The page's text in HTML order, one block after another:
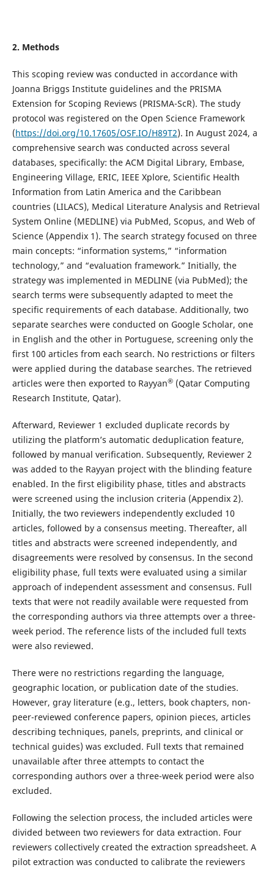
2. Methods
This scoping review was conducted in accordance with
Joanna Briggs Institute guidelines and the PRISMA
Extension for Scoping Reviews (PRISMA-ScR). The study
protocol was registered on the Open Science Framework
(https://doi.org/10.17605/OSF.IO/H89T2). In August 2024, a
comprehensive search was conducted across several
databases, specifically: the ACM Digital Library, Embase,
Engineering Village, ERIC, IEEE Xplore, Scientific Health
Information from Latin America and the Caribbean
countries (LILACS), Medical Literature Analysis and Retrieval
System Online (MEDLINE) via PubMed, Scopus, and Web of
Science (Appendix 1). The search strategy focused on three
main concepts: “information systems,” “information
technology,” and “evaluation framework.” Initially, the
strategy was implemented in MEDLINE (via PubMed); the
search terms were subsequently adapted to meet the
specific requirements of each database. Additionally, two
separate searches were conducted on Google Scholar, one
in English and the other in Portuguese, screening only the
first 100 articles from each search. No restrictions or filters
were applied during the database searches. The retrieved
articles were then exported to Rayyan®(Qatar Computing
Research Institute, Qatar).
Afterward, Reviewer 1 excluded duplicate records by
utilizing the platform’s automatic deduplication feature,
followed by manual verification. Subsequently, Reviewer 2
was added to the Rayyan project with the blinding feature
enabled. In the first eligibility phase, titles and abstracts
were screened using the inclusion criteria (Appendix 2).
Initially, the two reviewers independently excluded 10
articles, followed by a consensus meeting. Thereafter, all
titles and abstracts were screened independently, and
disagreements were resolved by consensus. In the second
eligibility phase, full texts were evaluated using a similar
approach of independent assessment and consensus. Full
texts that were not readily available were requested from
the corresponding authors via three attempts over a three-
week period. The reference lists of the included full texts
were also reviewed.
There were no restrictions regarding the language,
geographic location, or publication date of the studies.
However, gray literature (e.g., letters, book chapters, non-
peer-reviewed conference papers, opinion pieces, articles
describing techniques, panels, preprints, and clinical or
technical guides) was excluded. Full texts that remained
unavailable after three attempts to contact the
corresponding authors over a three-week period were also
excluded.
Following the selection process, the included articles were
divided between two reviewers for data extraction. Four
reviewers collectively created the extraction spreadsheet. A
pilot extraction was conducted to calibrate the reviewers